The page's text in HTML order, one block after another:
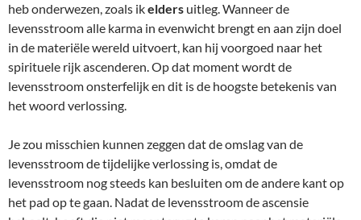
heb onderwezen, zoals ikelders uitleg. Wanneer de
levensstroom alle karma in evenwicht brengt en aan zijn doel
in de materiële wereld uitvoert, kan hij voorgoed naar het
spirituele rijk ascenderen. Op dat moment wordt de
levensstroom onsterfelijk en dit is de hoogste betekenis van
het woord verlossing.
Je zou misschien kunnen zeggen dat de omslag van de
levensstroom de tijdelijke verlossing is, omdat de
levensstroom nog steeds kan besluiten om de andere kant op
het pad op te gaan. Nadat de levensstroom de ascensie